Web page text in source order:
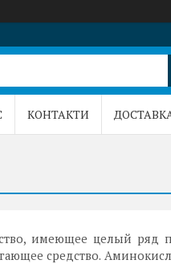
КОНТАКТИ
имеющее целый ряд
средство.